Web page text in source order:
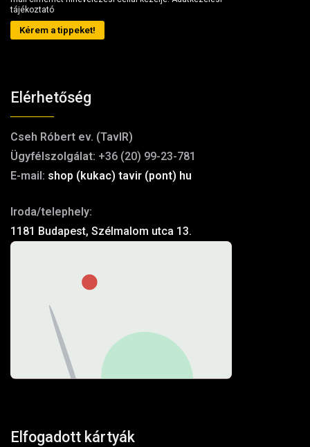
tájékoztató
Kérem a tippeket!
Elérhetőség
Cseh Róbert ev. (TavIR)
Ügyfélszolgálat: +36 (20) 99-23-781
E-mail: shop (kukac) tavir (pont) hu
Iroda/telephely:
1181 Budapest, Szélmalom utca 13.
Elfogadott kártyák